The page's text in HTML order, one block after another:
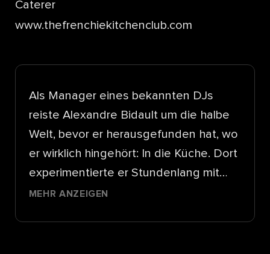
Caterer
www.thefrenchiekitchenclub.com
Als Manager eines bekannten DJs
reiste Alexandre Bidault um die halbe
Welt, bevor er herausgefunden hat, wo
er wirklich hingehört: In die Küche. Dort
experimentierte er Stundenlang mit
hochwertigen Zutaten und exklusiven
MEHR ANZEIGEN